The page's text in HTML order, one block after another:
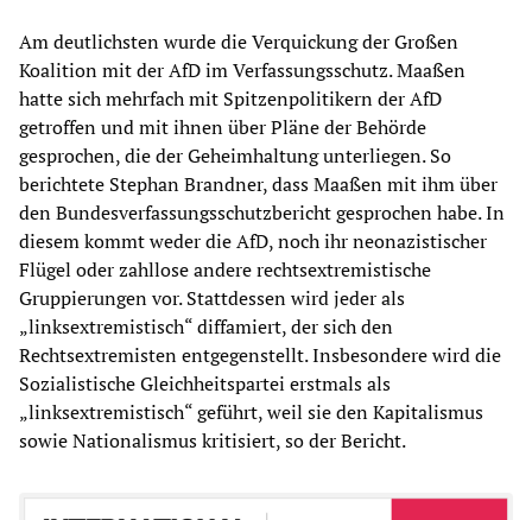
Am deutlichsten wurde die Verquickung der Großen
Koalition mit der AfD im Verfassungsschutz. Maaßen
hatte sich mehrfach mit Spitzenpolitikern der AfD
getroffen und mit ihnen über Pläne der Behörde
gesprochen, die der Geheimhaltung unterliegen. So
berichtete Stephan Brandner, dass Maaßen mit ihm über
den Bundesverfassungsschutzbericht gesprochen habe. In
diesem kommt weder die AfD, noch ihr neonazistischer
Flügel oder zahllose andere rechtsextremistische
Gruppierungen vor. Stattdessen wird jeder als
„linksextremistisch“ diffamiert, der sich den
Rechtsextremisten entgegenstellt. Insbesondere wird die
Sozialistische Gleichheitspartei erstmals als
„linksextremistisch“ geführt, weil sie den Kapitalismus
sowie Nationalismus kritisiert, so der Bericht.